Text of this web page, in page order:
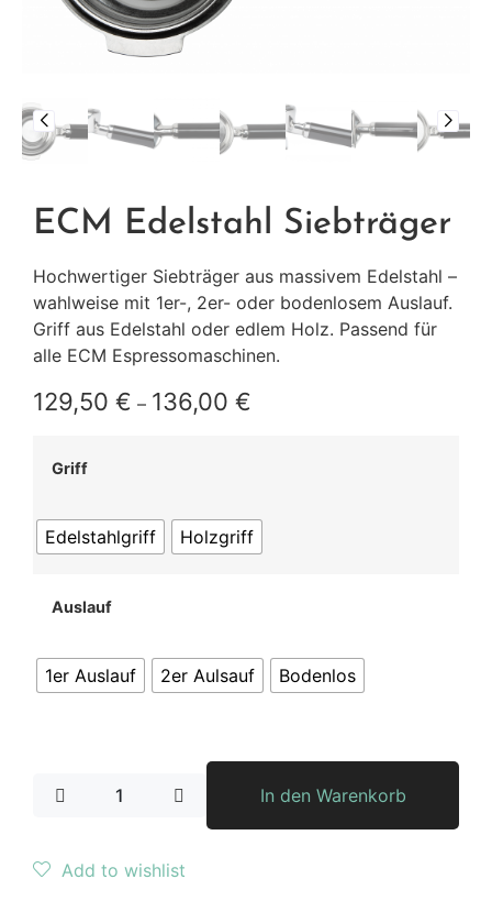
ECM Edelstahl Siebträger
Hochwertiger Siebträger aus massivem Edelstahl –
wahlweise mit 1er-, 2er- oder bodenlosem Auslauf.
Griff aus Edelstahl oder edlem Holz. Passend für
alle ECM Espressomaschinen.
129,50 € – 136,00 €
Griff
Edelstahlgriff Holzgriff
Auslauf
1er Auslauf 2er Aulsauf Bodenlos
In den Warenkorb
Add to wishlist